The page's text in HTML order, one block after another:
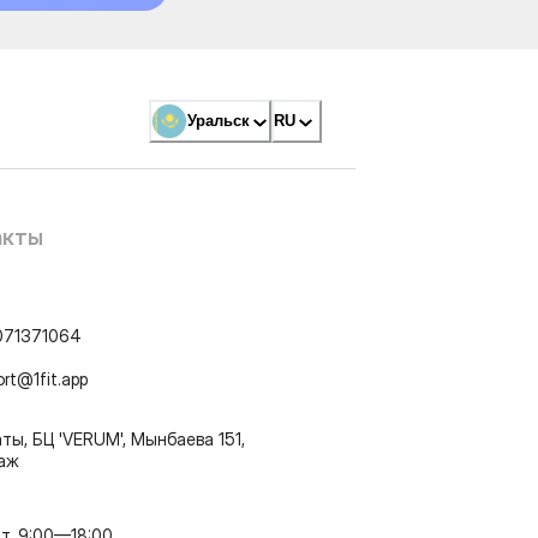
Уральск RU
БЦ 'VERUM', Мынбаева 151,